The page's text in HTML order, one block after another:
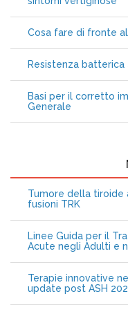
Cosa fare di fronte
Resistenza
Basi per il corretto
Generale
Tumore della
fusioni TRK
Linee Guida per il
Acute negli Adulti e
Terapie innovative
update post ASH